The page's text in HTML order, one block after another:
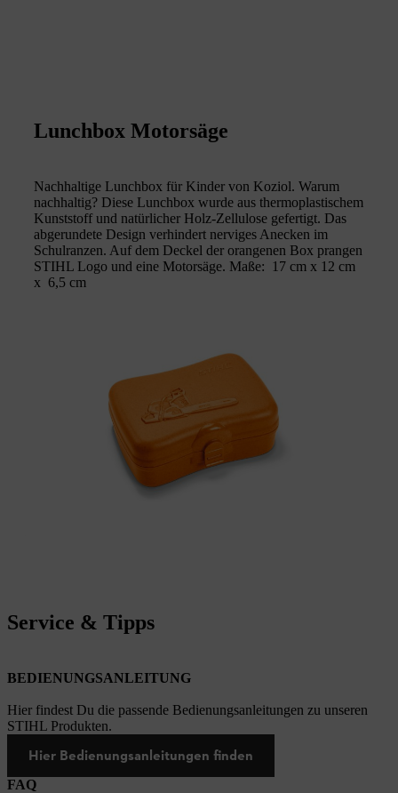
Lunchbox Motorsäge
Nachhaltige Lunchbox für Kinder von Koziol. Warum
nachhaltig? Diese Lunchbox wurde aus thermoplastischem
Kunststoff und natürlicher Holz-Zellulose gefertigt. Das
abgerundete Design verhindert nerviges Anecken im
Schulranzen. Auf dem Deckel der orangenen Box prangen
STIHL Logo und eine Motorsäge. Maße: 17 cm x 12 cm
x 6,5 cm
Service & Tipps
BEDIENUNGSANLEITUNG
Hier findest Du die passende Bedienungsanleitungen zu unseren
STIHL Produkten.
Hier Bedienungsanleitungen finden
FAQ